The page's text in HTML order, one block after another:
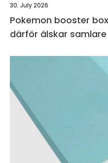
30. July 2026
Pokemon booster box så funkar den och
därför älskar